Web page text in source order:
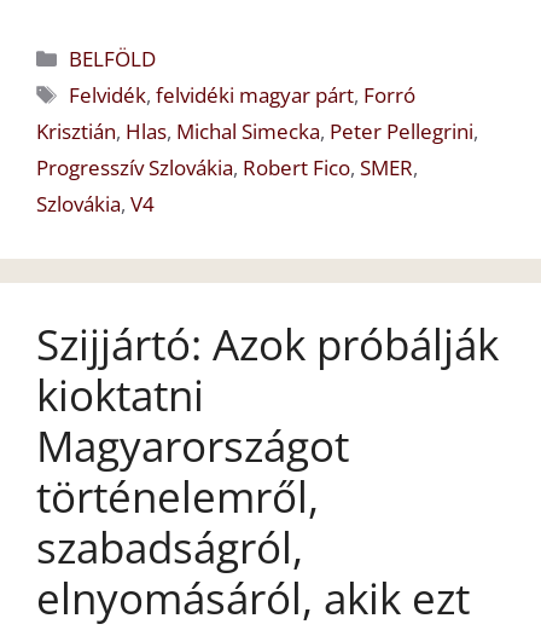
Kategória
BELFÖLD
Címkék
Felvidék,felvidéki magyar párt, Forró
Krisztián, Hlas, Michal Simecka, Peter Pellegrini,
Progresszív Szlovákia, Robert Fico, SMER,
Szlovákia, V4
Szijjártó: Azok próbálják
kioktatni
Magyarországot
történelemről,
szabadságról,
elnyomásáról, akik ezt